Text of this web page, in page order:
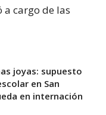
a cargo de las
joyas: supuesto
en San
en internación